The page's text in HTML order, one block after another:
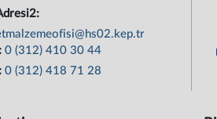
0 (312) 410 30 44
0 (312) 418 71 28